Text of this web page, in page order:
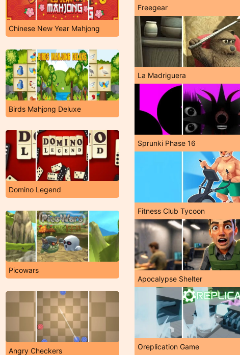
Chinese New Year Mahjong
Birds Mahjong Deluxe
Domino Legend
Picowars
Angry Checkers
Freegear
La Madriguera
Sprunki Phase 16
Fitness Club Tycoon
Apocalypse Shelter
Oreplication Game